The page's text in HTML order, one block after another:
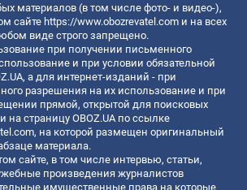
материалов (в том числе фото- и видео-),
сайте https://www.obozrevatel.com и на всех
виде строго запрещено.
при получении письменного
и при условии обязательной
а для интернет-изданий - при
разрешения на их использование и при
прямой, открытой для поисковых
на страницу OBOZ.UA по ссылке
, на которой размещен оригинальный
материала.
сайте, в том числе интервью, статьи,
произведения журналистов
имущественные права на которые